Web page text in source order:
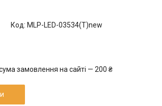
Код: MLP-LED-03534(T)new
замовлення на сайті — 200 ₴